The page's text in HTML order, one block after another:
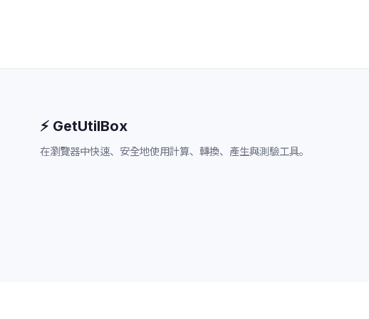
⚡ GetUtilBox
在瀏覽器中快速、安全地使用計算、轉換、產生與測驗工具。